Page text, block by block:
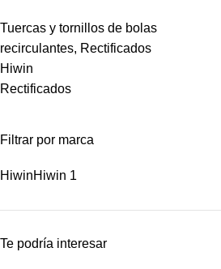
Filtrar por marca
HiwinHiwin 1
Te podría interesar
Tuercas y tornillos de bolas
recirculantes, Rectificados
Hiwin
Rectificados